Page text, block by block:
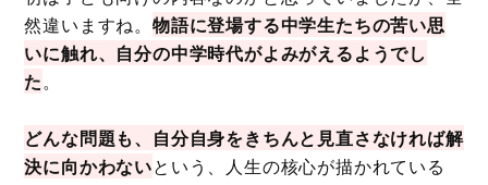
然違いますね。物語に登場する中学生たちの苦い思
いに触れ、自分の中学時代がよみがえるようでし
た。
どんな問題も、自分自身をきちんと見直さなければ解
決に向かわないという、人生の核心が描かれている